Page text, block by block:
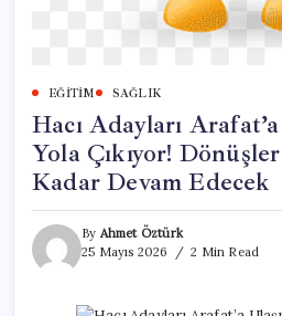
EĞITIM SAĞLIK
Hacı Adayları
Yola Çıkıyor!
Kadar Devam Edecek
By Ahmet Öztürk
25 Mayıs 2026
2 Min Read